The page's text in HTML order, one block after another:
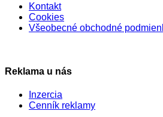
Kontakt
Cookies
Všeobecné obchodné
Reklama u nás
Inzercia
Cenník reklamy